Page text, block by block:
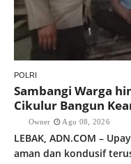
POLRI
Sambangi Warga
Cikulur Bangun
Owner Agu 08, 2026
LEBAK, ADN.COM –
aman dan kondusif